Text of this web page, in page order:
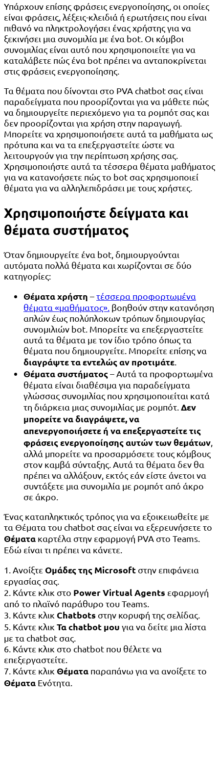
Υπάρχουν επίσης φράσεις ενεργοποίησης, οι οποίες
είναι φράσεις, λέξεις-κλειδιά ή ερωτήσεις που είναι
πιθανό να πληκτρολογήσει ένας χρήστης για να
ξεκινήσει μια συνομιλία με ένα bot. Οι κόμβοι
συνομιλίας είναι αυτό που χρησιμοποιείτε για να
καταλάβετε πώς ένα bot πρέπει να ανταποκρίνεται
στις φράσεις ενεργοποίησης.
Τα θέματα που δίνονται στο PVA chatbot σας είναι
παραδείγματα που προορίζονται για να μάθετε πώς
να δημιουργείτε περιεχόμενο για τα ρομπότ σας και
δεν προορίζονται για χρήση στην παραγωγή.
Μπορείτε να χρησιμοποιήσετε αυτά τα μαθήματα ως
πρότυπα και να τα επεξεργαστείτε ώστε να
λειτουργούν για την περίπτωση χρήσης σας.
Χρησιμοποιήστε αυτά τα τέσσερα θέματα μαθήματος
για να κατανοήσετε πώς το bot σας χρησιμοποιεί
θέματα για να αλληλεπιδράσει με τους χρήστες.
Χρησιμοποιήστε δείγματα και
θέματα συστήματος
Όταν δημιουργείτε ένα bot, δημιουργούνται
αυτόματα πολλά θέματα και χωρίζονται σε δύο
κατηγορίες:
Θέματα χρήστη –τέσσερα προφορτωμένα
θέματα «μαθήματος». βοηθούν στην κατανόηση
απλών έως πολύπλοκων τρόπων δημιουργίας
συνομιλιών bot. Μπορείτε να επεξεργαστείτε
αυτά τα θέματα με τον ίδιο τρόπο όπως τα
θέματα που δημιουργείτε. Μπορείτε επίσης να
διαγράψτε τα εντελώς αν προτιμάτε.
Θέματα συστήματος– Αυτά τα προφορτωμένα
θέματα είναι διαθέσιμα για παραδείγματα
γλώσσας συνομιλίας που χρησιμοποιείται κατά
τη διάρκεια μιας συνομιλίας με ρομπότ.Δεν
μπορείτε να διαγράψετε, να
απενεργοποιήσετε ή να επεξεργαστείτε τις
φράσεις ενεργοποίησης αυτών των θεμάτων,
αλλά μπορείτε να προσαρμόσετε τους κόμβους
στον καμβά σύνταξης. Αυτά τα θέματα δεν θα
πρέπει να αλλάξουν, εκτός εάν είστε άνετοι να
συντάξετε μια συνομιλία με ρομπότ από άκρο
σε άκρο.
Ένας καταπληκτικός τρόπος για να εξοικειωθείτε με
τα Θέματα του chatbot σας είναι να εξερευνήσετε το
Θέματα καρτέλα στην εφαρμογή PVA στο Teams.
Εδώ είναι τι πρέπει να κάνετε.
1. Ανοίξτε Ομάδες της Microsoft στην επιφάνεια
εργασίας σας.
2. Κάντε κλικ στο Power Virtual Agents εφαρμογή
από το πλαϊνό παράθυρο του Teams.
3. Κάντε κλικ Chatbots στην κορυφή της σελίδας.
5. Κάντε κλικ Τα chatbot μου για να δείτε μια λίστα
με τα chatbot σας.
6. Κάντε κλικ στο chatbot που θέλετε να
επεξεργαστείτε.
7. Κάντε κλικ Θέματα παραπάνω για να ανοίξετε το
Θέματα Ενότητα.